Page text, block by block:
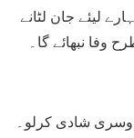
لیئے جان لٹانے
وفا نبھائے گا۔
شادی کرلو۔